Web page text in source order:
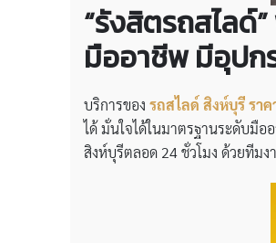
“รังสิตรถสไลด์
มืออาชีพ มีอุป
บริการของ รถสไลด์ สิงห์บุรี รา
ได้ มั่นใจได้ในมาตรฐานระดับมื
สิงห์บุรีตลอด 24 ชั่วโมง ด้วยทีม